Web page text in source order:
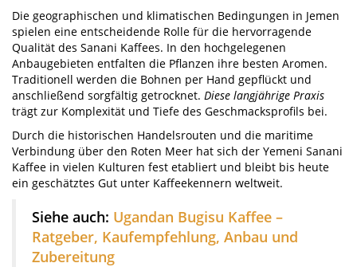
Die geographischen und klimatischen Bedingungen in Jemen
spielen eine entscheidende Rolle für die hervorragende
Qualität des Sanani Kaffees. In den hochgelegenen
Anbaugebieten entfalten die Pflanzen ihre besten Aromen.
Traditionell werden die Bohnen per Hand gepflückt und
anschließend sorgfältig getrocknet. Diese langjährige Praxis
trägt zur Komplexität und Tiefe des Geschmacksprofils bei.
Durch die historischen Handelsrouten und die maritime
Verbindung über den Roten Meer hat sich der Yemeni Sanani
Kaffee in vielen Kulturen fest etabliert und bleibt bis heute
ein geschätztes Gut unter Kaffeekennern weltweit.
Siehe auch: Ugandan Bugisu Kaffee –
Ratgeber, Kaufempfehlung, Anbau und
Zubereitung